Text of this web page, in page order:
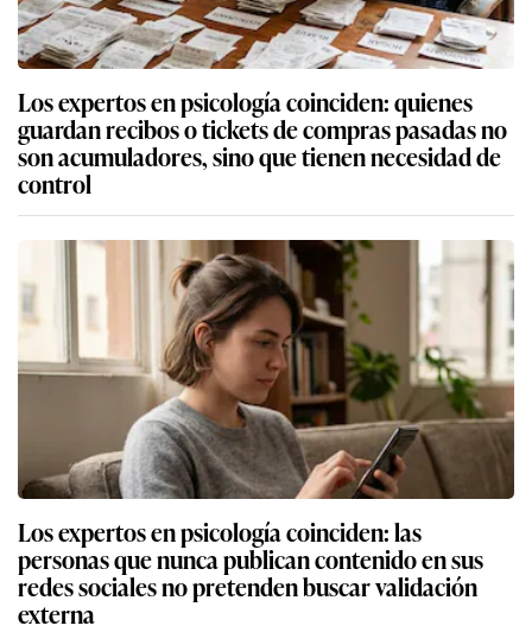
Los expertos en psicología coinciden: quienes
guardan recibos o tickets de compras pasadas no
son acumuladores, sino que tienen necesidad de
control
Los expertos en psicología coinciden: las
personas que nunca publican contenido en sus
redes sociales no pretenden buscar validación
externa